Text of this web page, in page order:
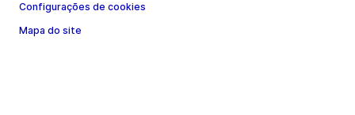
Configurações de cookies
Mapa do site